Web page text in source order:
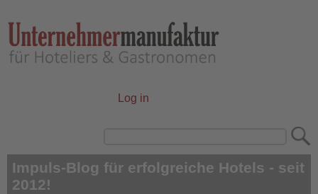
to
main
content
User
Log in
Impuls-Blog für erfolgreiche Hotels - seit
2012!